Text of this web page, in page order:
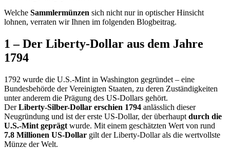
Welche Sammlermünzen sich nicht nur in optischer Hinsicht
lohnen, verraten wir Ihnen im folgenden Blogbeitrag.
1 – Der Liberty-Dollar aus dem Jahre
1794
1792 wurde die U.S.-Mint in Washington gegründet – eine
Bundesbehörde der Vereinigten Staaten, zu deren Zuständigkeiten
unter anderem die Prägung des US-Dollars gehört.
DerLiberty-Silber-Dollar erschien 1794 anlässlich dieser
Neugründung und ist der erste US-Dollar, der überhaupt durch die
U.S.-Mint geprägt wurde. Mit einem geschätzten Wert von rund
7.8 Millionen US-Dollar gilt der Liberty-Dollar als die wertvollste
Münze der Welt.